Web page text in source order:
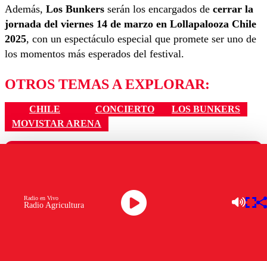
Además, Los Bunkers serán los encargados de cerrar la
jornada del viernes 14 de marzo en Lollapalooza Chile
2025, con un espectáculo especial que promete ser uno de
los momentos más esperados del festival.
OTROS TEMAS A EXPLORAR:
CHILE CONCIERTO
LOS BUNKERS
MOVISTAR ARENA
Ver comentarios
Los comentarios son moderados para garantizar un
diálogo respetuoso.
LAS MÁS LEÍDAS
Radio Agricultura
Radio en Vivo